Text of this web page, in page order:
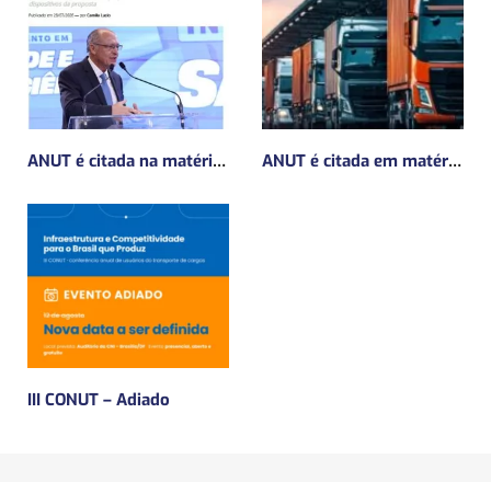
ANUT é citada na matéria da Mundo Logística sobre MP do frete mínimo” ANUT é citada em matéria da Mundo Logística sobre a MP do Frete
III CONUT – Adiado